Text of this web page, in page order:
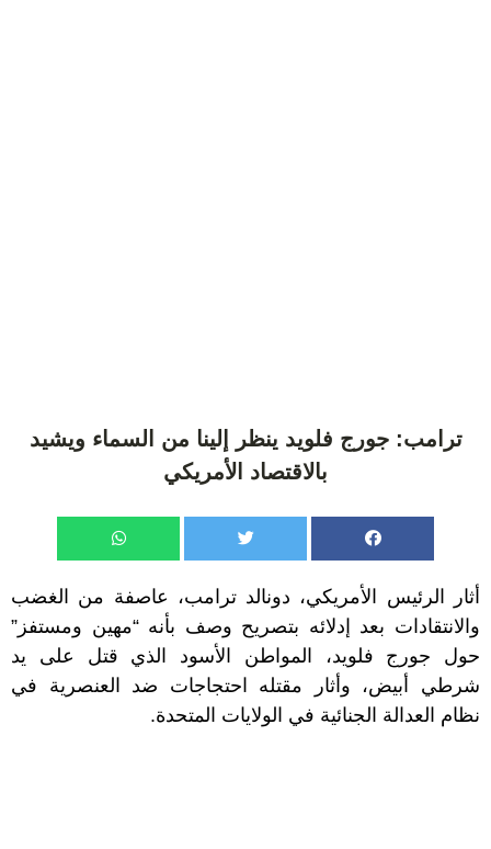
ترامب: جورج فلويد ينظر إلينا من السماء ويشيد
بالاقتصاد الأمريكي
أثار الرئيس الأمريكي، دونالد ترامب، عاصفة من الغضب
والانتقادات بعد إدلائه بتصريح وصف بأنه “مهين ومستفز”
حول جورج فلويد، المواطن الأسود الذي قتل على يد
شرطي أبيض، وأثار مقتله احتجاجات ضد العنصرية في
نظام العدالة الجنائية في الولايات المتحدة.